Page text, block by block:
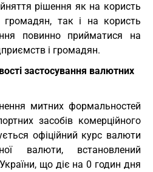
рішення як на користь
громадян, так і на користь
повинно прийматися на
і громадян.
застосування валютних
митних формальностей
засобів комерційного
офіційний курс валюти
валюти, встановлений
що діє на 0 годин дня